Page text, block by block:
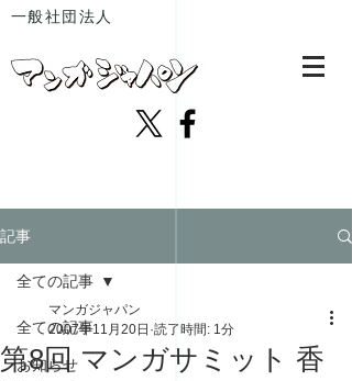
一般社団法人
記事
全ての記事
お知らせ
全ての記事
第8回 マンガサミット 香
マンガジャパン
2007年11月20日 読了時間: 1分